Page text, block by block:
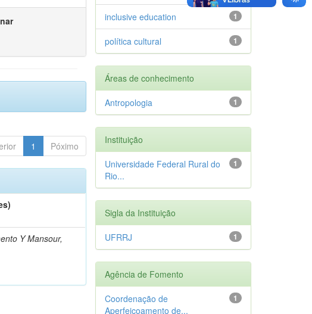
1 Póximo
Y Mansour,
1
inclusive education
1
política cultural
Áreas de conhecimento
1
Antropologia
Instituição
1
Universidade Federal Rural do
Rio...
Sigla da Instituição
1
UFRRJ
Agência de Fomento
1
Coordenação de
Aperfeiçoamento de...